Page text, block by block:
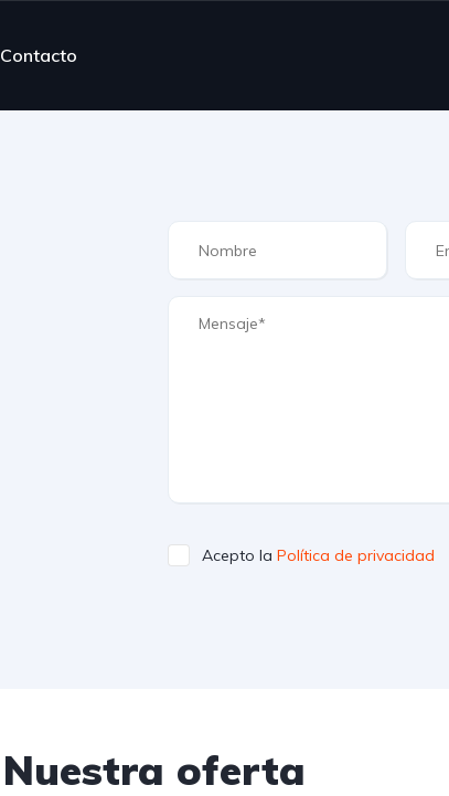
Contacto
Acepto la Política de privacidad
Nuestra oferta